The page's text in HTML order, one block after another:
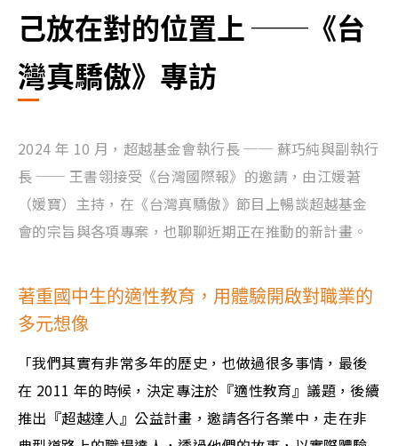
己放在對的位置上 ──《台
灣真驕傲》專訪
2024 年 10 月，超越基金會執行長 ── 蘇巧純與副執行
長 ── 王書翎接受《台灣國際報》的邀請，由江媛莙
（媛寶）主持，在《台灣真驕傲》節目上暢談超越基金
會的宗旨與各項專案，也聊聊近期正在推動的新計畫。
著重國中生的適性教育，用體驗開啟對職業的
多元想像
「我們其實有非常多年的歷史，也做過很多事情，最後
在 2011 年的時候，決定專注於『適性教育』議題，後續
推出『超越達人』公益計畫，邀請各行各業中，走在非